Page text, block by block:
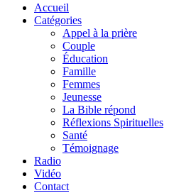
Accueil
Catégories
Appel à la prière
Couple
Éducation
Famille
Femmes
Jeunesse
La Bible répond
Réflexions Spirituelles
Santé
Témoignage
Radio
Vidéo
Contact